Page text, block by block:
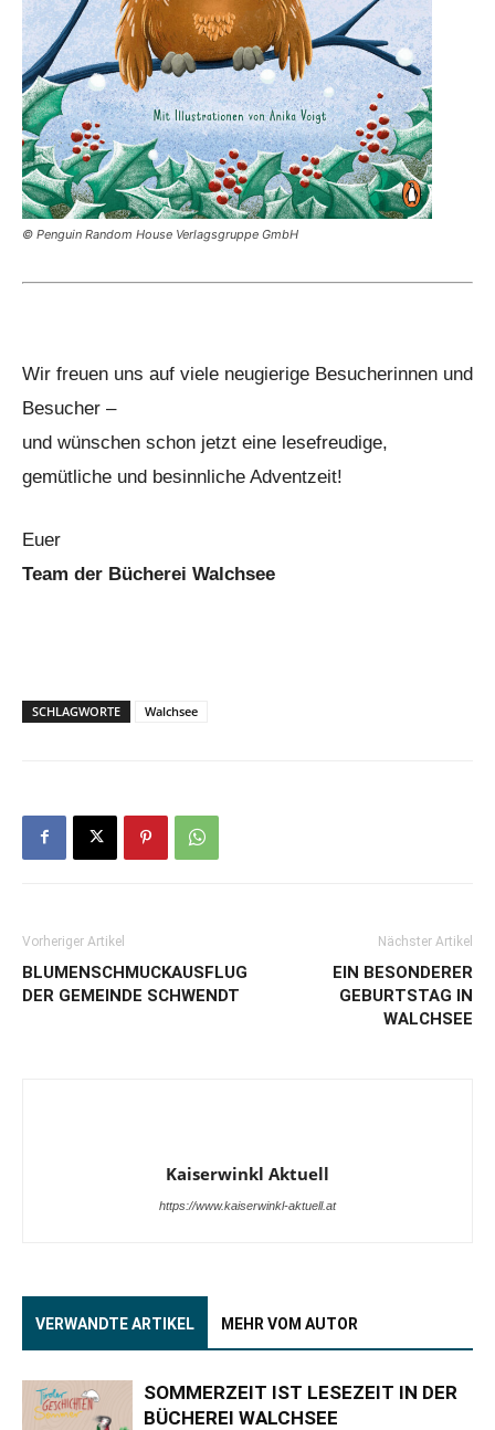
© Penguin Random House Verlagsgruppe GmbH
Wir freuen uns auf viele neugierige Besucherinnen und
Besucher –
und wünschen schon jetzt eine lesefreudige,
gemütliche und besinnliche Adventzeit!
Euer
Team der Bücherei Walchsee
SCHLAGWORTE Walchsee
Vorheriger Artikel
BLUMENSCHMUCKAUSFLUG
DER GEMEINDE SCHWENDT
Nächster Artikel
EIN BESONDERER
GEBURTSTAG IN
WALCHSEE
Kaiserwinkl Aktuell
https://www.kaiserwinkl-aktuell.at
VERWANDTE ARTIKEL MEHR VOM AUTOR
SOMMERZEIT IST LESEZEIT IN DER
BÜCHEREI WALCHSEE